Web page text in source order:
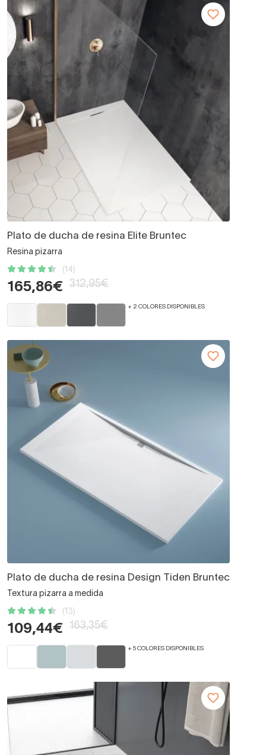
Plato de ducha de resina Elite Bruntec
Resina pizarra
(14)
165,86€ 312,95€
+ 2 COLORES DISPONIBLES
Plato de ducha de resina Design Tiden Bruntec
Textura pizarra a medida
(13)
109,44€ 163,35€
+ 5 COLORES DISPONIBLES